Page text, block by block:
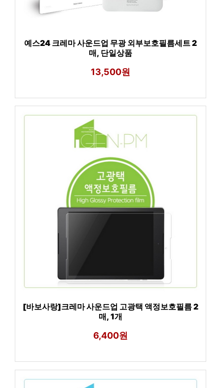
예스24 크레마 사운드업 무광 외부보호필름세트 2
매, 단일상품
13,500원
[바보사랑]크레마 사운드업 고광택 액정보호필름 2
매, 1개
6,400원